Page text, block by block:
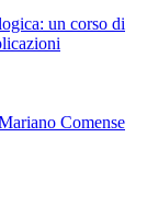
un corso di
Comense